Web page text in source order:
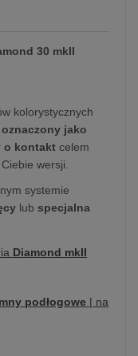
30 mkII
kolorystycznych
jako
o kontakt celem
wersji.
systemie
lub specjalna
Diamond mkII
podłogowe | na